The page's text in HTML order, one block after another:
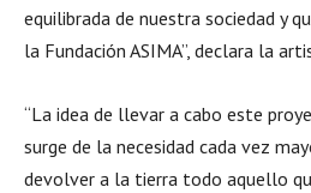
equilibrada de nuestra sociedad y
la Fundación ASIMA”, declara la
“La idea de llevar a cabo este
surge de la necesidad cada vez
devolver a la tierra todo aquello